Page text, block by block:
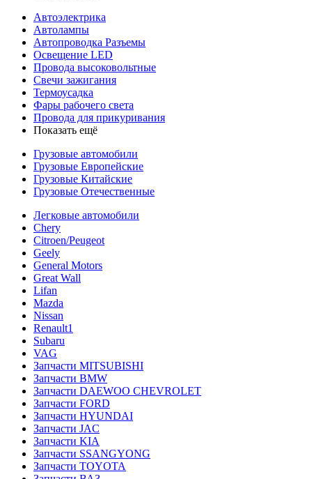
Автоэлектрика
Автолампы
Автопроводка Разъемы
Освещение LED
Провода высоковольтные
Свечи зажигания
Термоусадка
Фары рабочего света
Провода для прикуривания
Показать ещё
Грузовые автомобили
Грузовые Европейские
Грузовые Китайские
Грузовые Отечественные
Легковые автомобили
Chery
Citroen/Peugeot
Geely
General Motors
Great Wall
Lifan
Mazda
Nissan
Renault1
Subaru
VAG
Запчасти MITSUBISHI
Запчасти BMW
Запчасти DAEWOO CHEVROLET
Запчасти FORD
Запчасти HYUNDAI
Запчасти JAC
Запчасти KIA
Запчасти SSANGYONG
Запчасти TOYOTA